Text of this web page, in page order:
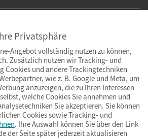
Privatsphäre
Angebot vollständig nutzen zu können,
Zusätzlich nutzen wir Tracking- und
Cookies und andere Trackingtechniken
wie z. B. Google und Meta, um
anzuzeigen, die zu Ihren Interessen
welche Cookies Sie annehmen und
Sie akzeptieren. Sie können
Cookies sowie Tracking- und
. Ihre Auswahl können Sie über den Link
der Seite später jederzeit aktualisieren